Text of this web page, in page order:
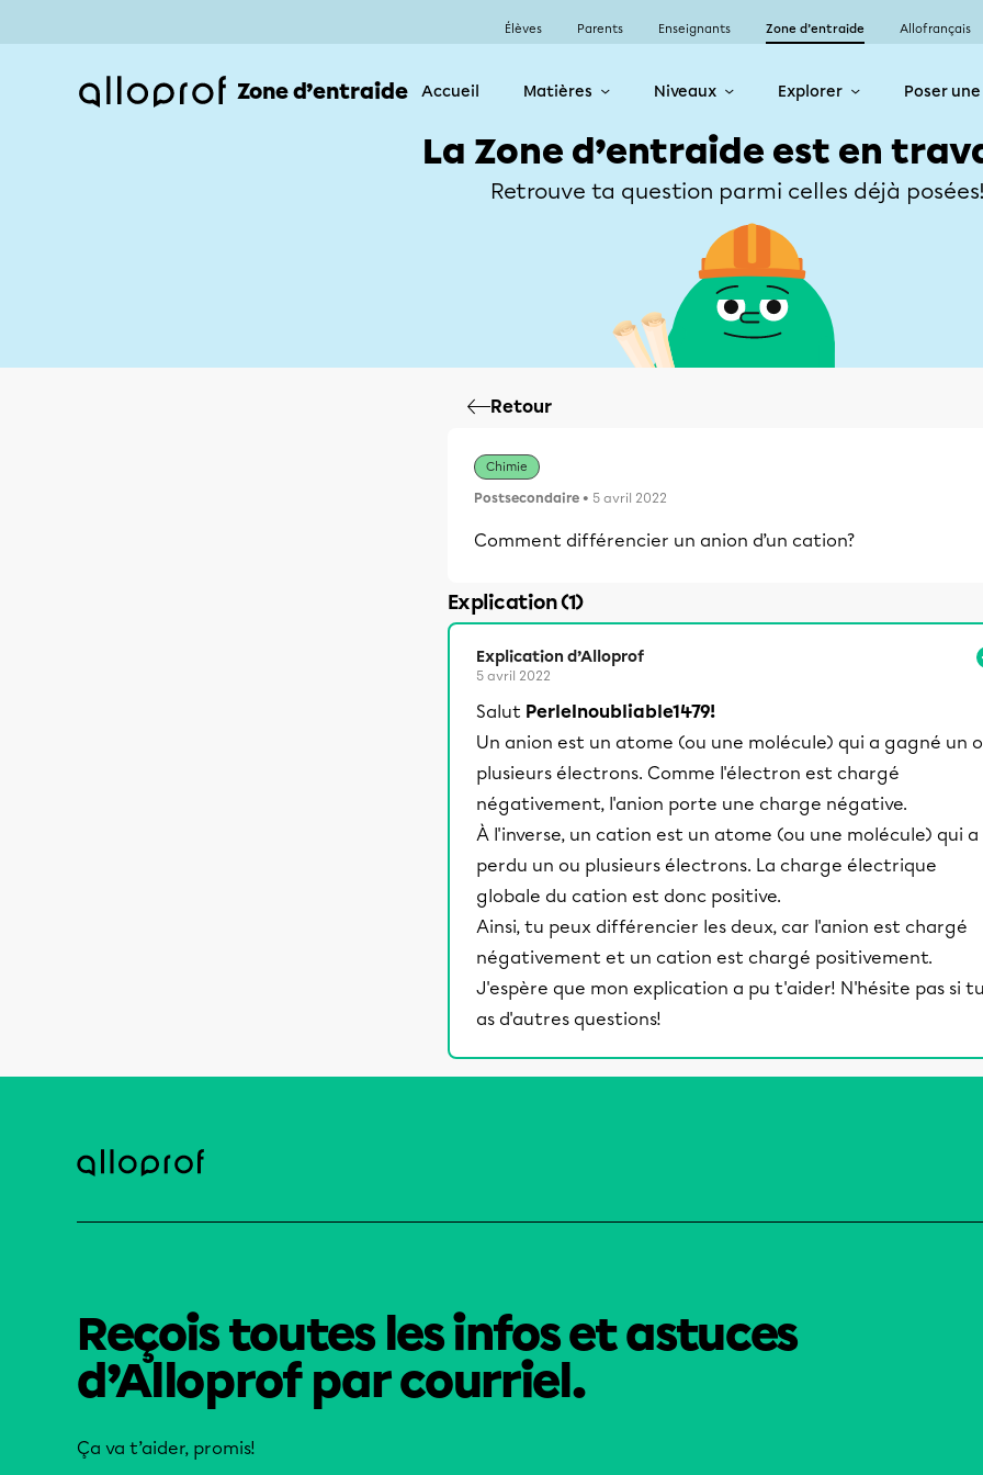
Élèves Parents Enseignants Zone d’entraide Allofrançais
Zone d’entraide Accueil Matières Niveaux Explorer Poser
La Zone d’entraide est en
Retrouve ta question parmi celles déjà
Retour
Chimie
Postsecondaire • 5 avril 2022
Comment différencier un anion d’un cation?
Explication (1)
Explication d’Alloprof
5 avril 2022
Salut PerleInoubliable1479!
Un anion est un atome (ou une molécule) qui a gagné un
plusieurs électrons. Comme l'électron est chargé
négativement, l'anion porte une charge négative.
À l'inverse, un cation est un atome (ou une molécule) qui a
perdu un ou plusieurs électrons. La charge électrique
globale du cation est donc positive.
Ainsi, tu peux différencier les deux, car l'anion est chargé
négativement et un cation est chargé positivement.
J'espère que mon explication a pu t'aider! N'hésite pas si
as d'autres questions!
Reçois toutes les infos et astuces
d’Alloprof par courriel.
Ça va t’aider, promis!